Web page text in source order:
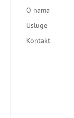
O nama
Usluge
Kontakt